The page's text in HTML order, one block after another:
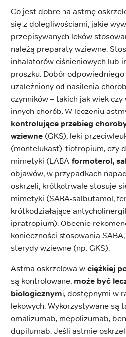
Co jest dobre na astmę
się z dolegliwościami, jakie
przepisywanych leków
należą preparaty wziewne.
inhalatorów ciśnieniowych lub
proszku. Dobór
uzależniony od nasilenia
czynników – takich jak wiek
innych chorób. W leczeniu
kontrolujące przebieg
wziewne (GKS), leki
(montelukast), tiotropium, czy
mimetyki (LABA-formoterol,
objawów, w przypadkach
oskrzeli, krótkotrwale stosuje
mimetyki (SABA-salbutamol,
krótkodziałające
ipratropium). Obecnie
konieczności stosowania
sterydy wziewne (np. GKS).
Astma oskrzelowa wciężkiej
są kontrolowane, może być
biologicznymi, dostępnymi w
lekowych. Wykorzystywane są
omalizumab, mepolizumab,
dupilumab. Jeśli astmie